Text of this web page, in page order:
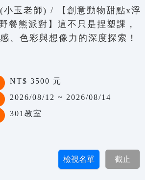
小玉老師) / 【創意動物甜點x浮
餐熊派對】這不只是捏塑課，
、色彩與想像力的深度探索！
NT$ 3500 元
2026/08/12 ~ 2026/08/14
301教室